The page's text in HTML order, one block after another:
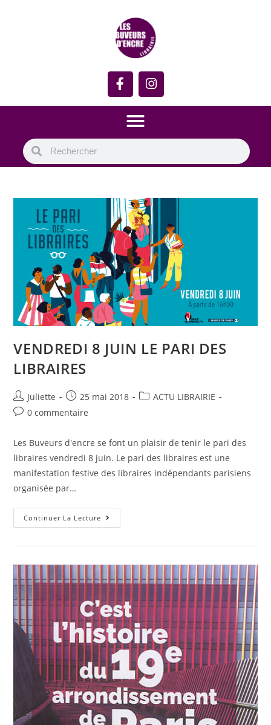
VENDREDI 8 JUIN LE PARI DES
LIBRAIRES
Juliette 25 mai 2018
ACTU LIBRAIRIE
0 commentaire
Les Buveurs d'encre se font un plaisir de tenir le pari des
libraires vendredi 8 juin. Le pari des libraires est une
manifestation festive des libraires indépendants parisiens
organisée par…
Continuer La Lecture